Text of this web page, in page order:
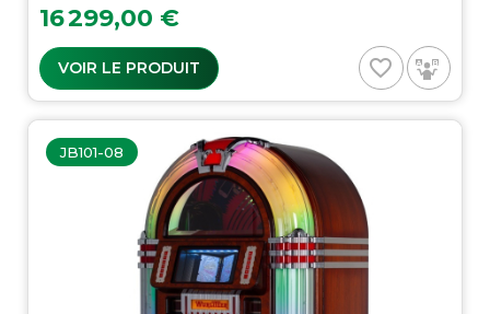
Prix
16 299,00 €
VOIR LE PRODUIT favorite_border
JB101-08